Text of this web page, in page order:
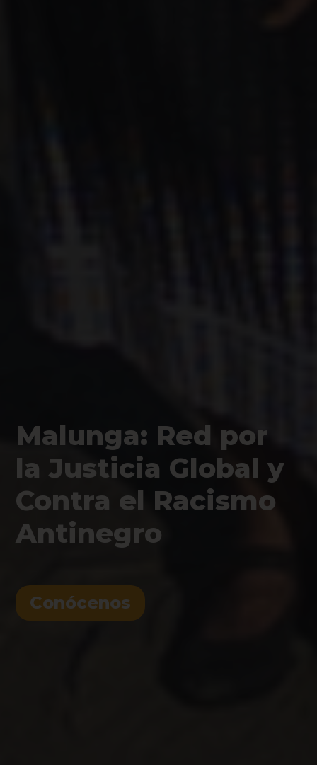
Malunga: Red por
la Justicia Global y
Contra el Racismo
Antinegro
Conócenos